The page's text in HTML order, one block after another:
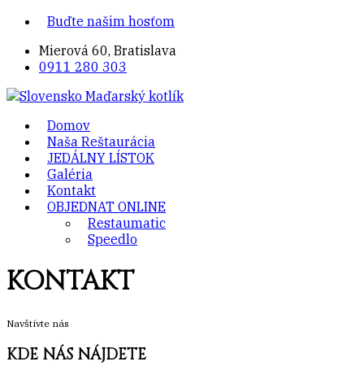
Buďte našim hosťom
Mierová 60, Bratislava
0911 280 303
Domov
Naša Reštaurácia
JEDÁLNY LÍSTOK
Galéria
Kontakt
OBJEDNAT ONLINE
Restaumatic
Speedlo
KONTAKT
Navštívte nás
KDE NÁS NÁJDETE